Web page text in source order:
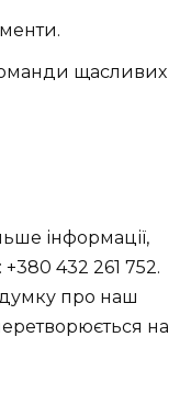
щасливих
інформації,
432 261 752.
думку про наш
на